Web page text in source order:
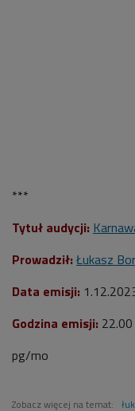
***
Tytuł audycji:
Prowadził: Łukasz
Data emisji:
Godzina emisji: 22.00
pg/mo
Zobacz więcej na temat: